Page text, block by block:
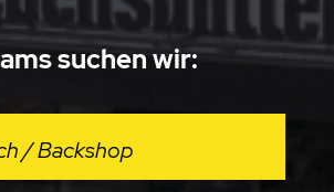
suchen wir:
/ Backshop